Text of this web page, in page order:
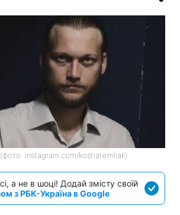
instagram.com/kostiatemliak)
а не в шоці! Додай змісту своїй
з РБК-Україна в Google